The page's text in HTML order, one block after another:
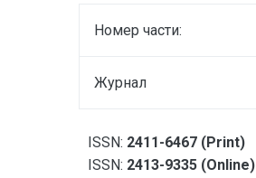
Номер части:
Журнал
ISSN: 2411-6467 (Print)
ISSN: 2413-9335 (Online)